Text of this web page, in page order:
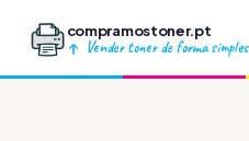
compramostoner.pt
Vender toner de forma simples